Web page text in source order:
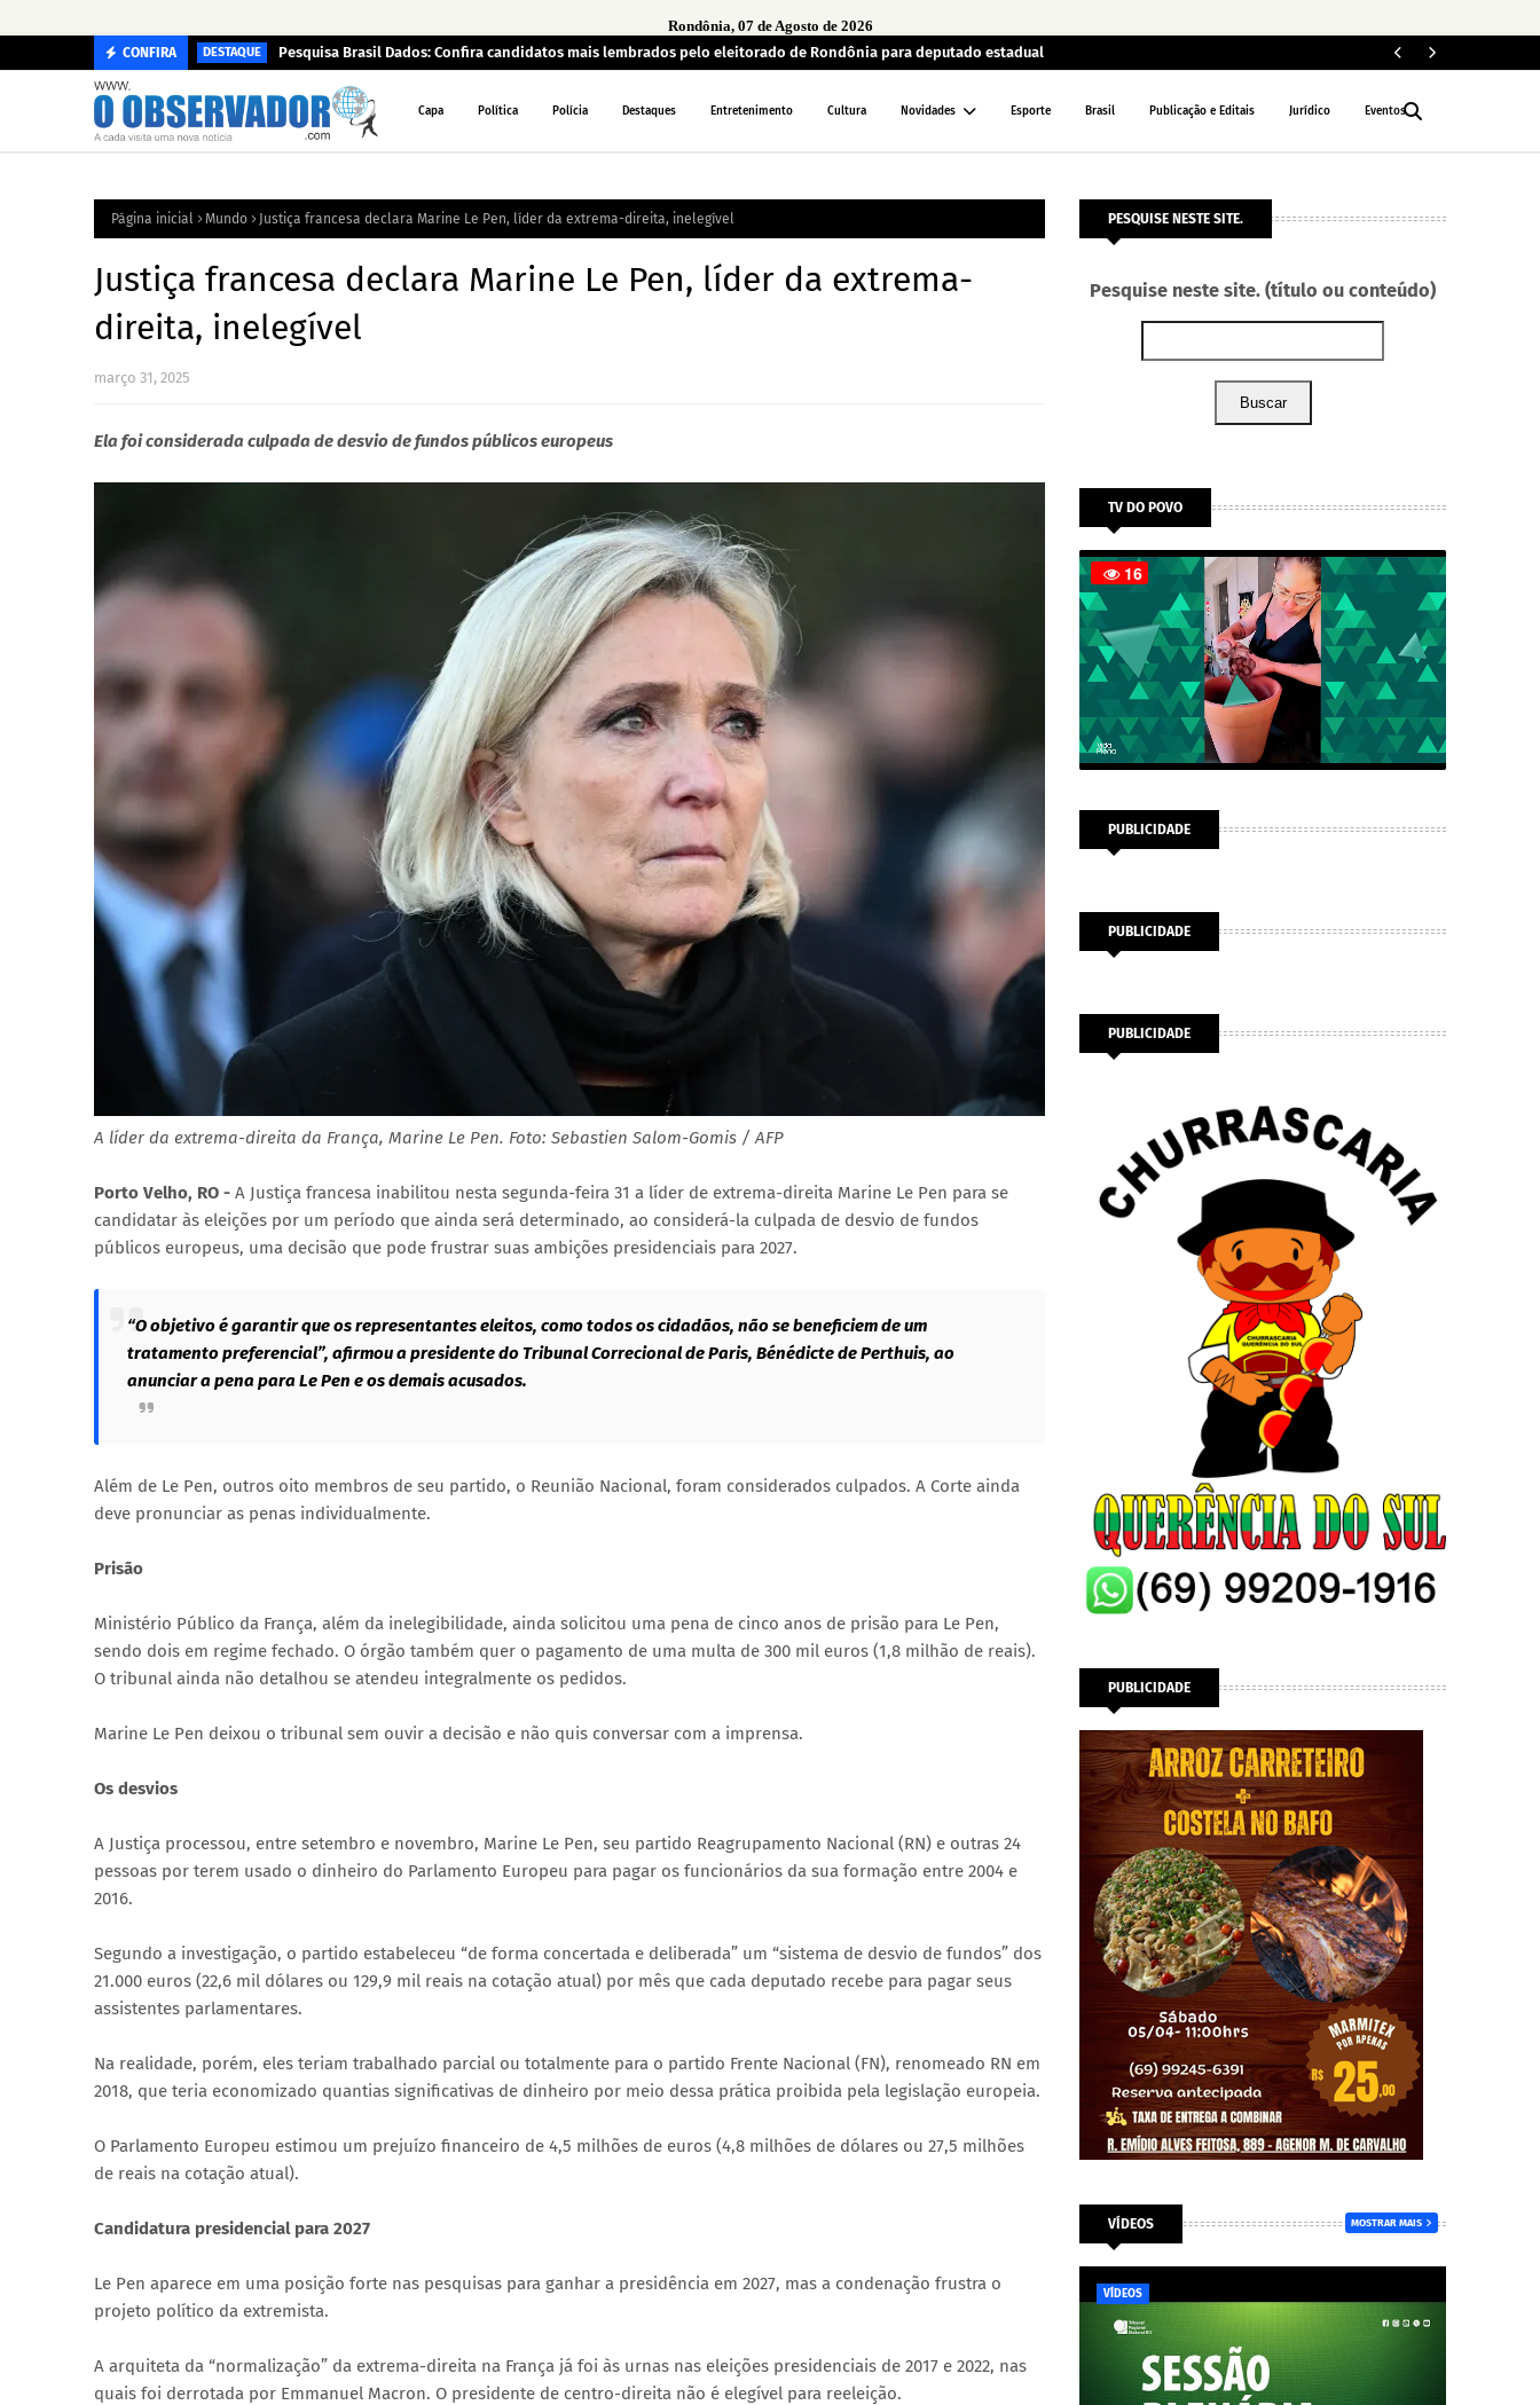
Rondônia, 07 de Agosto de 2026
CONFIRA DESTAQUE Pesquisa Brasil Dados: Confira candidatos mais lembrados pelo eleitorado de Rondônia para deputado estadual
Capa Política Polícia Destaques Entretenimento Cultura Novidades Esporte Brasil Publicação e Editais Jurídico Eventos
Página inicial Mundo Justiça francesa declara Marine Le Pen, líder da extrema-direita, inelegível
Justiça francesa declara Marine Le Pen, líder da extrema-
direita, inelegível
março 31, 2025
Ela foi considerada culpada de desvio de fundos públicos europeus
A líder da extrema-direita da França, Marine Le Pen. Foto: Sebastien Salom-Gomis / AFP
Porto Velho, RO - A Justiça francesa inabilitou nesta segunda-feira 31 a líder de extrema-direita Marine Le Pen para se
candidatar às eleições por um período que ainda será determinado, ao considerá-la culpada de desvio de fundos
públicos europeus, uma decisão que pode frustrar suas ambições presidenciais para 2027.
“O objetivo é garantir que os representantes eleitos, como todos os cidadãos, não se beneficiem de um
tratamento preferencial”, afirmou a presidente do Tribunal Correcional de Paris, Bénédicte de Perthuis, ao
anunciar a pena para Le Pen e os demais acusados.
Além de Le Pen, outros oito membros de seu partido, o Reunião Nacional, foram considerados culpados. A Corte ainda
deve pronunciar as penas individualmente.
Prisão
Ministério Público da França, além da inelegibilidade, ainda solicitou uma pena de cinco anos de prisão para Le Pen,
sendo dois em regime fechado. O órgão também quer o pagamento de uma multa de 300 mil euros (1,8 milhão de reais).
O tribunal ainda não detalhou se atendeu integralmente os pedidos.
Marine Le Pen deixou o tribunal sem ouvir a decisão e não quis conversar com a imprensa.
Os desvios
A Justiça processou, entre setembro e novembro, Marine Le Pen, seu partido Reagrupamento Nacional (RN) e outras 24
pessoas por terem usado o dinheiro do Parlamento Europeu para pagar os funcionários da sua formação entre 2004 e
2016.
Segundo a investigação, o partido estabeleceu “de forma concertada e deliberada” um “sistema de desvio de fundos” dos
21.000 euros (22,6 mil dólares ou 129,9 mil reais na cotação atual) por mês que cada deputado recebe para pagar seus
assistentes parlamentares.
Na realidade, porém, eles teriam trabalhado parcial ou totalmente para o partido Frente Nacional (FN), renomeado RN em
2018, que teria economizado quantias significativas de dinheiro por meio dessa prática proibida pela legislação europeia.
O Parlamento Europeu estimou um prejuízo financeiro de 4,5 milhões de euros (4,8 milhões de dólares ou 27,5 milhões
de reais na cotação atual).
Candidatura presidencial para 2027
Le Pen aparece em uma posição forte nas pesquisas para ganhar a presidência em 2027, mas a condenação frustra o
projeto político da extremista.
A arquiteta da “normalização” da extrema-direita na França já foi às urnas nas eleições presidenciais de 2017 e 2022, nas
quais foi derrotada por Emmanuel Macron. O presidente de centro-direita não é elegível para reeleição.
PESQUISE NESTE SITE.
Pesquise neste site. (título ou conteúdo)
Buscar
TV DO POVO
PUBLICIDADE
PUBLICIDADE
PUBLICIDADE
PUBLICIDADE
VÍDEOS MOSTRAR MAIS
VÍDEOS